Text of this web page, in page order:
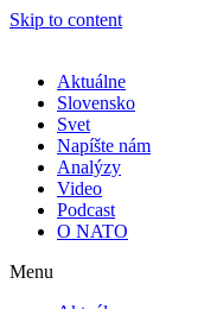
Skip to content
Aktuálne
Slovensko
Svet
Napíšte nám
Analýzy
Video
Podcast
O NATO
Menu